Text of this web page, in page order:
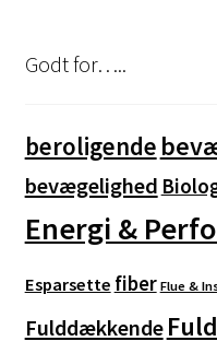
Godt for…..
beroligende
bevægelighed
Energi &
Esparsette fiber Flue &
Fulddækkende